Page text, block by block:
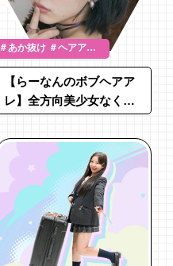
＃あか抜け ＃ヘアアレ
【らーなんのボブヘアア
レ】全方向美少女なくる